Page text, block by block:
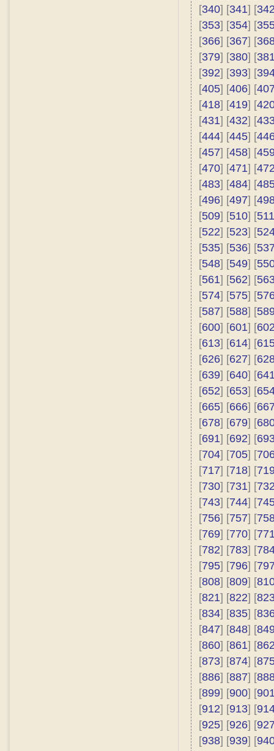
[340] [341] [
[353] [354] [
[366] [367] [
[379] [380] [
[392] [393] [
[405] [406] [
[418] [419] [
[431] [432] [
[444] [445] [
[457] [458] [
[470] [471] [
[483] [484] [
[496] [497] [
[509] [510] [511
[522] [523] [
[535] [536] [
[548] [549] [
[561] [562] [
[574] [575] [
[587] [588] [
[600] [601] [
[613] [614] [
[626] [627] [
[639] [640] [
[652] [653] [
[665] [666] [
[678] [679] [
[691] [692] [
[704] [705] [
[717] [718] [
[730] [731] [
[743] [744] [
[756] [757] [
[769] [770] [
[782] [783] [
[795] [796] [
[808] [809] [
[821] [822] [
[834] [835] [
[847] [848] [
[860] [861] [
[873] [874] [
[886] [887] [
[899] [900] [
[912] [913] [
[925] [926] [
[938] [939] [